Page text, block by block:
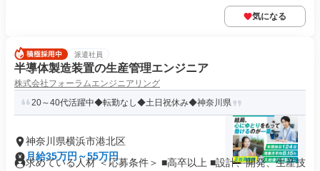
気になる
派遣社員
半導体製造装置の生産管理エンジニア
株式会社フォーラムエンジニアリング
20～40代活躍中◆転勤なし◆土日祝休み◆神奈川県
神奈川県横浜市港北区
月給35万円～55万円
求めている人材 ＜応募条件＞ ■高卒以上 ■設計、開発、生産技